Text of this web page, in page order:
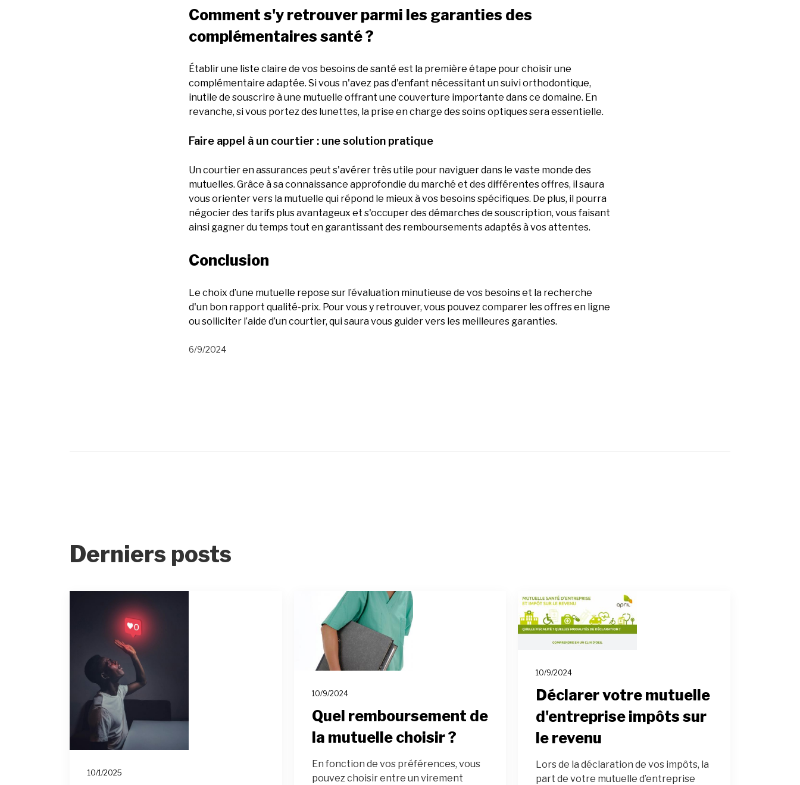
Comment s'y retrouver parmi les garanties des
complémentaires santé ?
Établir une liste claire de vos besoins de santé est la première étape pour choisir une
complémentaire adaptée. Si vous n'avez pas d'enfant nécessitant un suivi orthodontique,
inutile de souscrire à une mutuelle offrant une couverture importante dans ce domaine. En
revanche, si vous portez des lunettes, la prise en charge des soins optiques sera essentielle.
Faire appel à un courtier : une solution pratique
Un courtier en assurances peut s'avérer très utile pour naviguer dans le vaste monde des
mutuelles. Grâce à sa connaissance approfondie du marché et des différentes offres, il saura
vous orienter vers la mutuelle qui répond le mieux à vos besoins spécifiques. De plus, il pourra
négocier des tarifs plus avantageux et s'occuper des démarches de souscription, vous faisant
ainsi gagner du temps tout en garantissant des remboursements adaptés à vos attentes.
Conclusion
Le choix d’une mutuelle repose sur l’évaluation minutieuse de vos besoins et la recherche
d'un bon rapport qualité-prix. Pour vous y retrouver, vous pouvez comparer les offres en ligne
ou solliciter l’aide d’un courtier, qui saura vous guider vers les meilleures garanties.
6/9/2024
Derniers posts
10/1/2025
10/9/2024
Quel remboursement de
la mutuelle choisir ?
En fonction de vos préférences, vous
pouvez choisir entre un virement
10/9/2024
Déclarer votre mutuelle
d'entreprise impôts sur
le revenu
Lors de la déclaration de vos impôts, la
part de votre mutuelle d’entreprise